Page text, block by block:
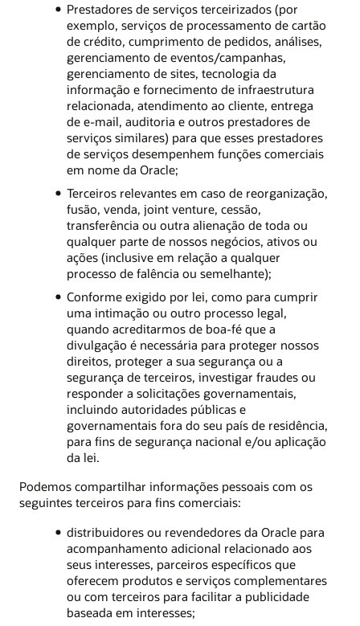
Prestadores de serviços terceirizados (por
exemplo, serviços de processamento de cartão
de crédito, cumprimento de pedidos, análises,
gerenciamento de eventos/campanhas,
gerenciamento de sites, tecnologia da
informação e fornecimento de infraestrutura
relacionada, atendimento ao cliente, entrega
de e-mail, auditoria e outros prestadores de
serviços similares) para que esses prestadores
de serviços desempenhem funções comerciais
em nome da Oracle;
Terceiros relevantes em caso de reorganização,
fusão, venda, joint venture, cessão,
transferência ou outra alienação de toda ou
qualquer parte de nossos negócios, ativos ou
ações (inclusive em relação a qualquer
processo de falência ou semelhante);
Conforme exigido por lei, como para cumprir
uma intimação ou outro processo legal,
quando acreditarmos de boa-fé que a
divulgação é necessária para proteger nossos
direitos, proteger a sua segurança ou a
segurança de terceiros, investigar fraudes ou
responder a solicitações governamentais,
incluindo autoridades públicas e
governamentais fora do seu país de residência,
para fins de segurança nacional e/ou aplicação
da lei.
Podemos compartilhar informações pessoais com os
seguintes terceiros para fins comerciais:
distribuidores ou revendedores da Oracle para
acompanhamento adicional relacionado aos
seus interesses, parceiros específicos que
oferecem produtos e serviços complementares
ou com terceiros para facilitar a publicidade
baseada em interesses;